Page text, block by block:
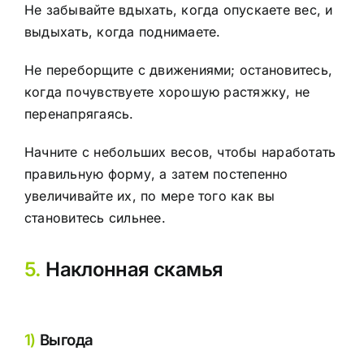
Не забывайте вдыхать, когда опускаете вес, и
выдыхать, когда поднимаете.
Не переборщите с движениями; остановитесь,
когда почувствуете хорошую растяжку, не
перенапрягаясь.
Начните с небольших весов, чтобы наработать
правильную форму, а затем постепенно
увеличивайте их, по мере того как вы
становитесь сильнее.
5. Наклонная скамья
1) Выгода